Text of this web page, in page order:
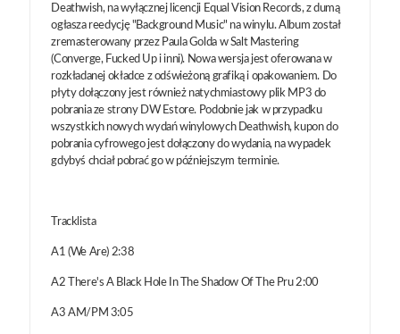
Deathwish, na wyłącznej licencji Equal Vision Records, z dumą
ogłasza reedycję "Background Music" na winylu. Album został
zremasterowany przez Paula Golda w Salt Mastering
(Converge, Fucked Up i inni). Nowa wersja jest oferowana w
rozkładanej okładce z odświeżoną grafiką i opakowaniem. Do
płyty dołączony jest również natychmiastowy plik MP3 do
pobrania ze strony DW Estore. Podobnie jak w przypadku
wszystkich nowych wydań winylowych Deathwish, kupon do
pobrania cyfrowego jest dołączony do wydania, na wypadek
gdybyś chciał pobrać go w późniejszym terminie.
Tracklista
A1 (We Are) 2:38
A2 There's A Black Hole In The Shadow Of The Pru 2:00
A3 AM/PM 3:05